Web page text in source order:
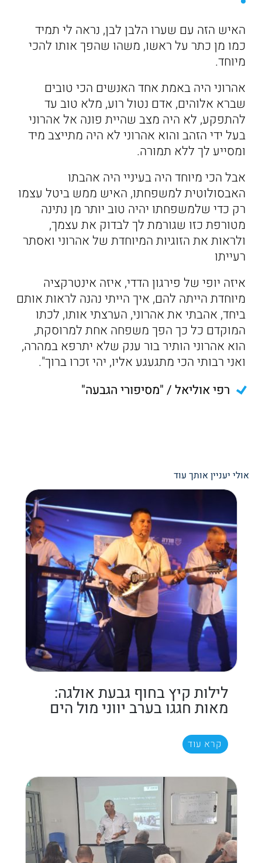
האיש הזה עם שערו הלבן לבן, נראה לי תמיד
כמו מן כתר על ראשו, משהו שהפך אותו להכי
מיוחד.
אהרוני היה באמת אחד האנשים הכי טובים
שברא אלוהים, אדם נטול רוע, מלא טוב עד
להתפקע, לא היה מצב שהיית פונה אל אהרוני
בעל ידי הזהב והוא אהרוני לא היה מתייצב מיד
ומסייע לך ללא תמורה.
אבל הכי מיוחד היה בעיניי היה אהבתו
האבסולוטית למשפחתו, האיש ממש ביטל עצמו
רק כדי שלמשפחתו יהיה טוב יותר מן נתינה
מטורפת כזו שגורמת לך לבדוק את עצמך,
ולראות את הזוגיות המיוחדת של אהרוני ואסתר
רעייתו
איזה יופי של פירגון הדדי, איזה אינטרקציה
מיוחדת הייתה להם, איך הייתי נהנה לראות אותם
ביחד, אהבתי את אהרוני, הערצתי אותו, לכתו
המוקדם כל כך הפך משפחה אחת למרוסקת,
הוא אהרוני הותיר בור ענק שלא יתרפא במהרה,
ואני רבותי הכי מתגעגע אליו, יהי זכרו ברוך".
רפי אוליאל / "מסיפורי הגבעה"
אולי יעניין אותך עוד
לילות קיץ בחוף גבעת אולגה:
מאות חגגו בערב יווני מול הים
קרא עוד